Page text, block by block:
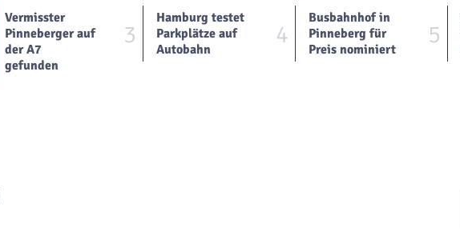
Vermisster
Pinneberger auf
der A7
gefunden
3
Hamburg testet
Parkplätze auf
Autobahn
4
Busbahnhof in
Pinneberg für
Preis nominiert
5